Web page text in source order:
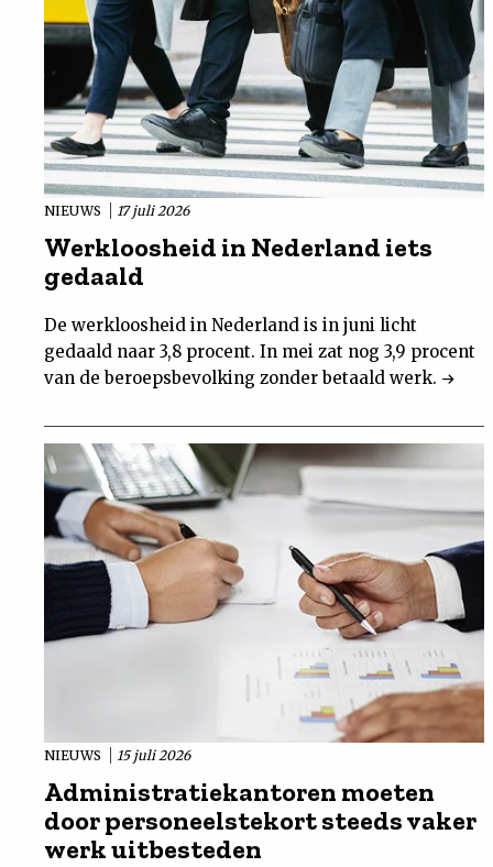
NIEUWS 17 juli 2026
Werkloosheid in Nederland iets
gedaald
De werkloosheid in Nederland is in juni licht
gedaald naar 3,8 procent. In mei zat nog 3,9 procent
van de beroepsbevolking zonder betaald werk.
NIEUWS 15 juli 2026
Administratiekantoren moeten
door personeelstekort steeds vaker
werk uitbesteden